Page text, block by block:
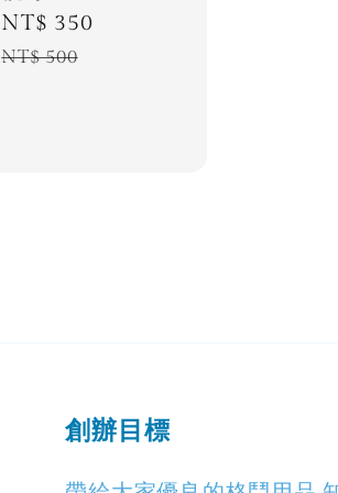
Sale
price
NT$ 350
NT$ 500
創辦目標